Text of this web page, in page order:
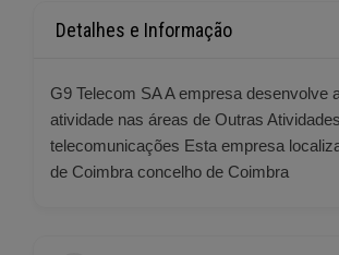
Detalhes e Informação
G9 Telecom SA A empresa desenvolve
atividade nas áreas de Outras
telecomunicações Esta empresa
de Coimbra concelho de Coimbra